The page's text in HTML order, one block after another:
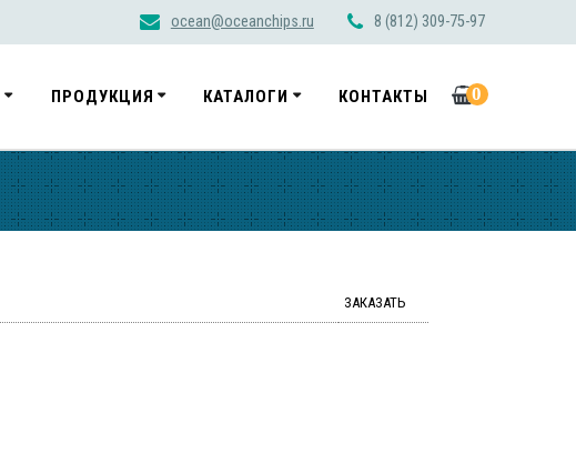
ocean@oceanchips.ru 8 (812) 309-75-97
ПРОДУКЦИЯ КАТАЛОГИ КОНТАКТЫ 0
ЗАКАЗАТЬ